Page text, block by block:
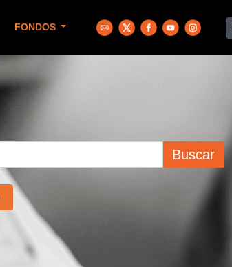
FONDOS
Buscar